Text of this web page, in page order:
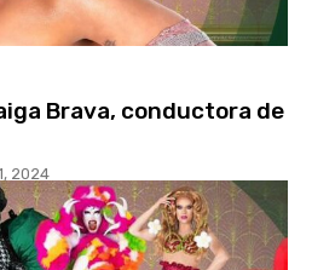
Brava, conductora de
2024